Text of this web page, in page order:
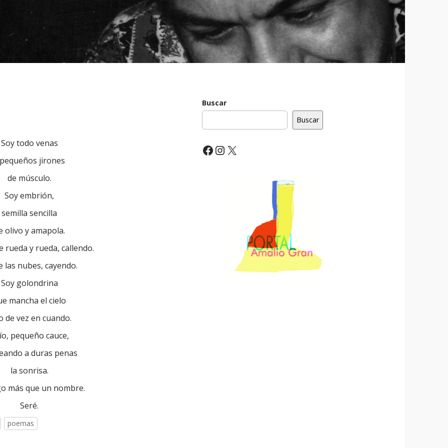
Soy todo venas
jirones
de músculo.
Soy embrión,
semilla sencilla
olivo y amapola.
rueda y rueda, callendo.
las nubes, cayendo.
Soy golondrina
mancha el cielo
de vez en cuando.
pequeño cauce,
a duras penas
la sonrisa.
más que un nombre.
Seré.
poemas
Buscar
Buscar
Facebook
Instagram
X